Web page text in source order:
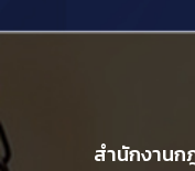
สำนักงานก